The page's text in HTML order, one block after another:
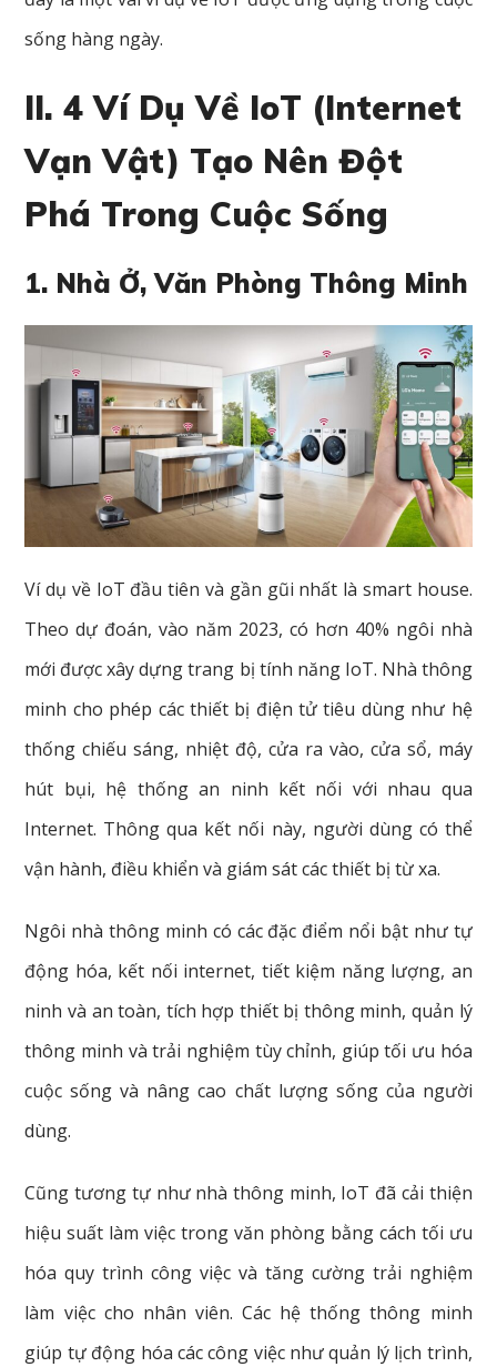
sống hàng ngày.
II. 4 Ví Dụ Về IoT (Internet
Vạn Vật) Tạo Nên Đột
Phá Trong Cuộc Sống
1. Nhà Ở, Văn Phòng Thông Minh
Ví dụ về IoT đầu tiên và gần gũi nhất là smart house.
Theo dự đoán, vào năm 2023, có hơn 40% ngôi nhà
mới được xây dựng trang bị tính năng IoT. Nhà thông
minh cho phép các thiết bị điện tử tiêu dùng như hệ
thống chiếu sáng, nhiệt độ, cửa ra vào, cửa sổ, máy
hút bụi, hệ thống an ninh kết nối với nhau qua
Internet. Thông qua kết nối này, người dùng có thể
vận hành, điều khiển và giám sát các thiết bị từ xa.
Ngôi nhà thông minh có các đặc điểm nổi bật như tự
động hóa, kết nối internet, tiết kiệm năng lượng, an
ninh và an toàn, tích hợp thiết bị thông minh, quản lý
thông minh và trải nghiệm tùy chỉnh, giúp tối ưu hóa
cuộc sống và nâng cao chất lượng sống của người
dùng.
Cũng tương tự như nhà thông minh, IoT đã cải thiện
hiệu suất làm việc trong văn phòng bằng cách tối ưu
hóa quy trình công việc và tăng cường trải nghiệm
làm việc cho nhân viên. Các hệ thống thông minh
giúp tự động hóa các công việc như quản lý lịch trình,